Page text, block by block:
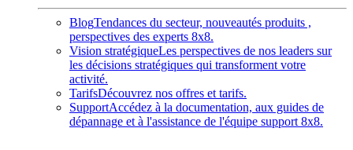
BlogTendances du secteur, nouveautés produits ,
perspectives des experts 8x8.
Vision stratégiqueLes perspectives de nos leaders sur
les décisions stratégiques qui transforment votre
activité.
TarifsDécouvrez nos offres et tarifs.
SupportAccédez à la documentation, aux guides de
dépannage et à l'assistance de l'équipe support 8x8.